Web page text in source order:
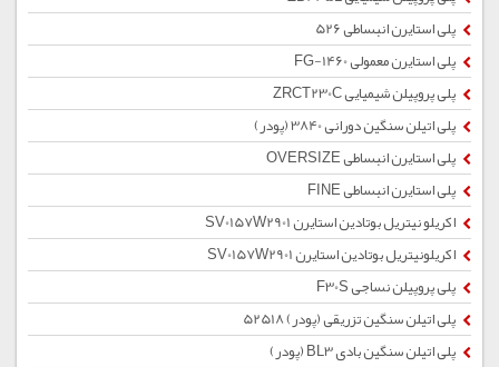
پلی استایرن انبساطی 526
پلی استایرن معمولی 1460-FG
پلی پروپیلن شیمیایی ZRCT230C
پلی اتیلن سنگین دورانی 3840 (پودر)
پلی استایرن انبساطی OVERSIZE
پلی استایرن انبساطی FINE
اکریلو نیتریل بوتادین استایرن SV0157W2901
اکریلونیتریل بوتادین استایرن SV0157W2901
پلی پروپیلن نساجی F30S
پلی اتیلن سنگین تزریقی (پودر) 52518
پلی اتیلن سنگین بادی BL3 (پودر)